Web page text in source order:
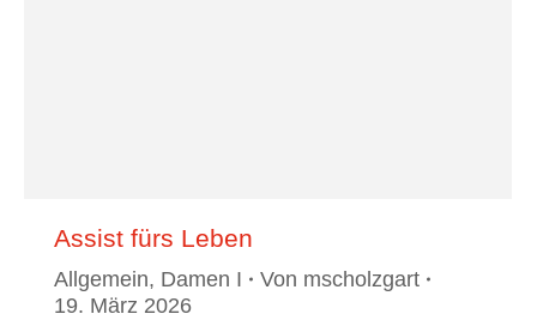
Assist fürs Leben
Allgemein, Damen I Von mscholzgart
19. März 2026